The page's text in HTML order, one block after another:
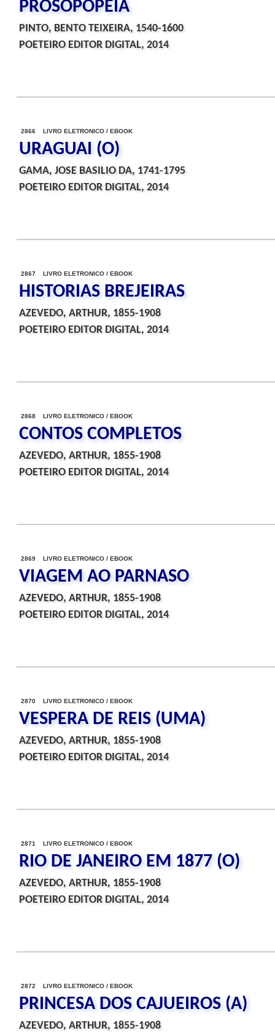
PROSOPOPEIA
PINTO, BENTO TEIXEIRA, 1540-1600
POETEIRO EDITOR DIGITAL, 2014
2866 LIVRO ELETRONICO / EBOOK
URAGUAI (O)
GAMA, JOSE BASILIO DA, 1741-1795
POETEIRO EDITOR DIGITAL, 2014
2867 LIVRO ELETRONICO / EBOOK
HISTORIAS BREJEIRAS
AZEVEDO, ARTHUR, 1855-1908
POETEIRO EDITOR DIGITAL, 2014
2868 LIVRO ELETRONICO / EBOOK
CONTOS COMPLETOS
AZEVEDO, ARTHUR, 1855-1908
POETEIRO EDITOR DIGITAL, 2014
2869 LIVRO ELETRONICO / EBOOK
VIAGEM AO PARNASO
AZEVEDO, ARTHUR, 1855-1908
POETEIRO EDITOR DIGITAL, 2014
2870 LIVRO ELETRONICO / EBOOK
VESPERA DE REIS (UMA)
AZEVEDO, ARTHUR, 1855-1908
POETEIRO EDITOR DIGITAL, 2014
2871 LIVRO ELETRONICO / EBOOK
RIO DE JANEIRO EM 1877 (O)
AZEVEDO, ARTHUR, 1855-1908
POETEIRO EDITOR DIGITAL, 2014
2872 LIVRO ELETRONICO / EBOOK
PRINCESA DOS CAJUEIROS (A)
AZEVEDO, ARTHUR, 1855-1908